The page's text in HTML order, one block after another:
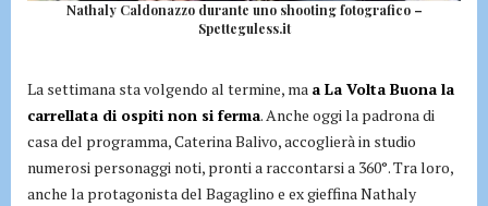
Nathaly Caldonazzo durante uno shooting fotografico –
Spetteguless.it
La settimana sta volgendo al termine, ma a La Volta Buona la
carrellata di ospiti non si ferma. Anche oggi la padrona di
casa del programma, Caterina Balivo, accoglierà in studio
numerosi personaggi noti, pronti a raccontarsi a 360°. Tra loro,
anche la protagonista del Bagaglino e ex gieffina Nathaly